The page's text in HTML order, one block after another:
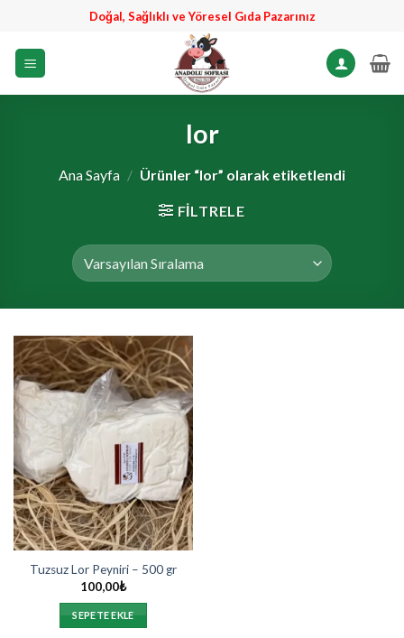
Doğal, Sağlıklı ve Yöresel Gıda Pazarınız
lor
Ana Sayfa / Ürünler “lor” olarak etiketlendi
FILTRELE
Tuzsuz Lor Peyniri – 500 gr
100,00₺
SEPETE EKLE